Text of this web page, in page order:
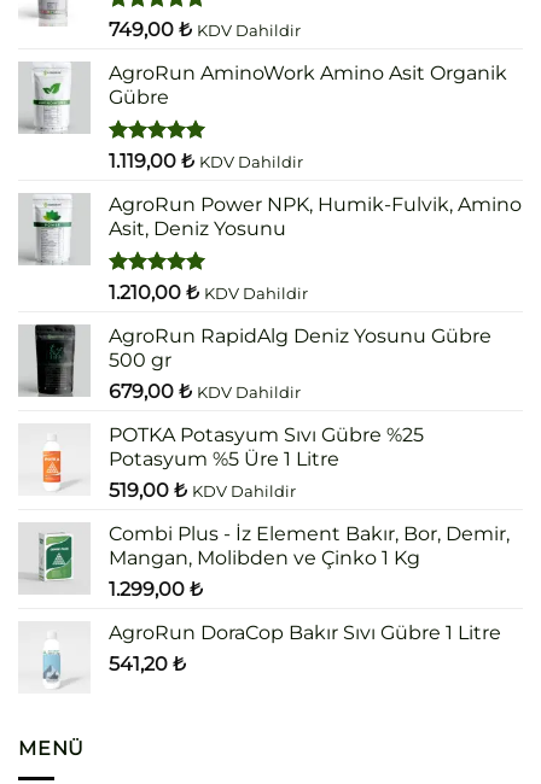
5 üzerinden
oy
aldı
749,00 ₺ KDV Dahildir
AgroRun AminoWork Amino Asit Organik
Gübre
5 üzerinden
oy
aldı
1.119,00 ₺ KDV Dahildir
AgroRun Power NPK, Humik-Fulvik, Amino
Asit, Deniz Yosunu
5 üzerinden
oy
aldı
1.210,00 ₺ KDV Dahildir
AgroRun RapidAlg Deniz Yosunu Gübre
500 gr
679,00 ₺ KDV Dahildir
POTKA Potasyum Sıvı Gübre %25
Potasyum %5 Üre 1 Litre
519,00 ₺ KDV Dahildir
Combi Plus - İz Element Bakır, Bor, Demir,
Mangan, Molibden ve Çinko 1 Kg
1.299,00 ₺
AgroRun DoraCop Bakır Sıvı Gübre 1 Litre
541,20 ₺
MENÜ